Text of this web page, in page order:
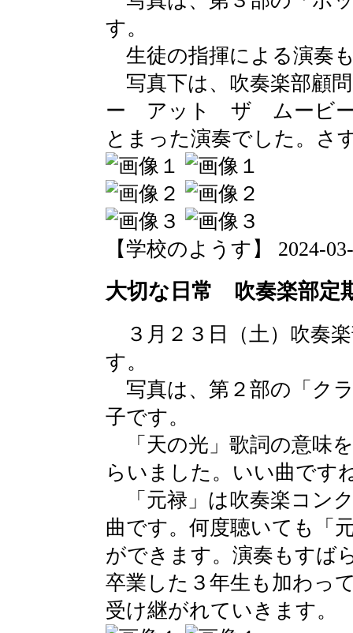
す。
生徒の指揮による演奏
写真下は、吹奏楽部顧
ー アット ザ ムービー
とまった演奏でした。さ
【学校のようす】 2024-
大切な日常 吹奏楽部定
３月２３日（土）吹奏
す。
写真は、第２部の「ク
子です。
「天の光」歌詞の意味
らいました。いい曲です
「元禄」は吹奏楽コン
曲です。何度聴いても「
ができます。演奏もすば
卒業した３年生も加わっ
受け継がれていきます。